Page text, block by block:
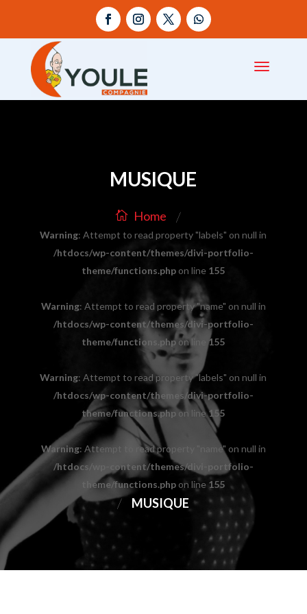
MUSIQUE
Home /
Warning: Attempt to read property "labels" on null in
/htdocs/wp-content/themes/divi-portfolio-
theme/functions.php on line 155
Warning: Attempt to read property "name" on null in
/htdocs/wp-content/themes/divi-portfolio-
theme/functions.php on line155
Warning: Attempt to read property "labels" on null in
/htdocs/wp-content/themes/divi-portfolio-
theme/functions.php on line155
Warning: Attempt to read property "name" on null in
/htdocs/wp-content/themes/divi-portfolio-
theme/functions.php on line 155
/ MUSIQUE